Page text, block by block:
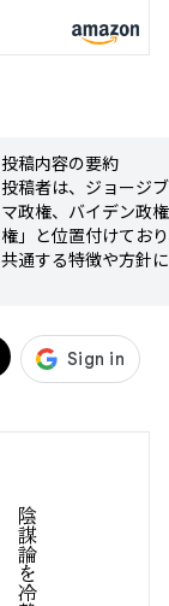
投稿内容の要約
投稿者は、ジョージ
マ政権、バイデン政
権」と位置付けてお
共通する特徴や方針
- アメリカの主要政
よって操られている
- 政権の背後に「ネオ
陰謀度
マ、バイデンの各政
権」と呼ぶことで、
権をコントロールし
象を与えています。